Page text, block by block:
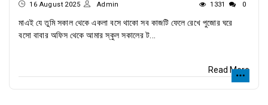
16 August 2025 Admin 1331 0
মাএই যে তুমি সকাল থেকে একলা বসে থাকো সব কাজটি ফেলে রেখে পুজোর ঘরে
বসো বাবার অফিস থেকে আমার স্কুল সকালের ট...
Read More